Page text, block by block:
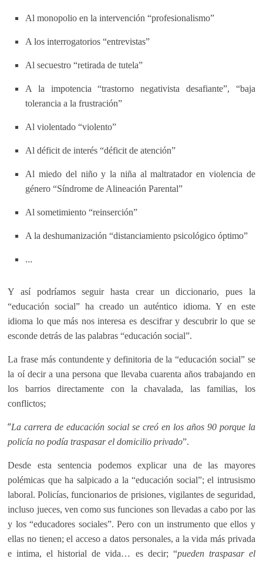
Al monopolio en la intervención “profesionalismo”
A los interrogatorios “entrevistas”
Al secuestro “retirada de tutela”
A la impotencia “trastorno negativista desafiante”, “baja
tolerancia a la frustración”
Al violentado “violento”
Al déficit de interés “déficit de atención”
Al miedo del niño y la niña al maltratador en violencia de
género “Síndrome de Alineación Parental”
Al sometimiento “reinserción”
A la deshumanización “distanciamiento psicológico óptimo”
…
Y así podríamos seguir hasta crear un diccionario, pues la
“educación social” ha creado un auténtico idioma. Y en este
idioma lo que más nos interesa es descifrar y descubrir lo que se
esconde detrás de las palabras “educación social”.
La frase más contundente y definitoria de la “educación social” se
la oí decir a una persona que llevaba cuarenta años trabajando en
los barrios directamente con la chavalada, las familias, los
conflictos;
“La carrera de educación social se creó en los años 90 porque la
policía no podía traspasar el domicilio privado”.
Desde esta sentencia podemos explicar una de las mayores
polémicas que ha salpicado a la “educación social”; el intrusismo
laboral. Policías, funcionarios de prisiones, vigilantes de seguridad,
incluso jueces, ven como sus funciones son llevadas a cabo por las
y los “educadores sociales”. Pero con un instrumento que ellos y
ellas no tienen; el acceso a datos personales, a la vida más privada
e intima, el historial de vida… es decir; “pueden traspasar el